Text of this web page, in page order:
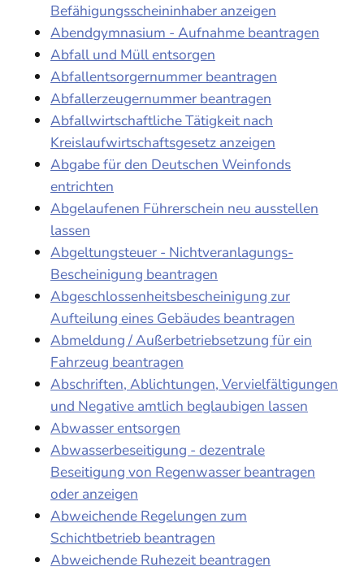
Befähigungsscheininhaber anzeigen
Abendgymnasium - Aufnahme beantragen
Abfall und Müll entsorgen
Abfallentsorgernummer beantragen
Abfallerzeugernummer beantragen
Abfallwirtschaftliche Tätigkeit nach
Kreislaufwirtschaftsgesetz anzeigen
Abgabe für den Deutschen Weinfonds
entrichten
Abgelaufenen Führerschein neu ausstellen
lassen
Abgeltungsteuer - Nichtveranlagungs-
Bescheinigung beantragen
Abgeschlossenheitsbescheinigung zur
Aufteilung eines Gebäudes beantragen
Abmeldung / Außerbetriebsetzung für ein
Fahrzeug beantragen
Abschriften, Ablichtungen, Vervielfältigungen
und Negative amtlich beglaubigen lassen
Abwasser entsorgen
Abwasserbeseitigung - dezentrale
Beseitigung von Regenwasser beantragen
oder anzeigen
Abweichende Regelungen zum
Schichtbetrieb beantragen
Abweichende Ruhezeit beantragen